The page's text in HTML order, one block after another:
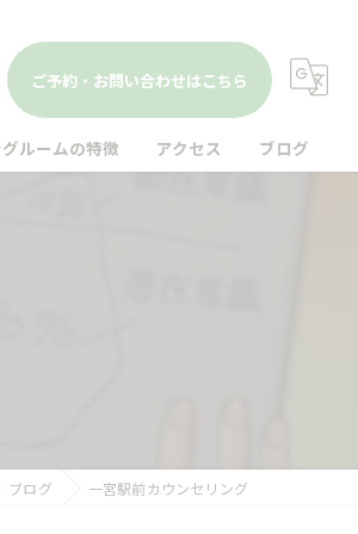
ご予約・お問い合わせはこちら
ルームの特徴 アクセス ブログ
ブログ 一宮駅前カウンセリング